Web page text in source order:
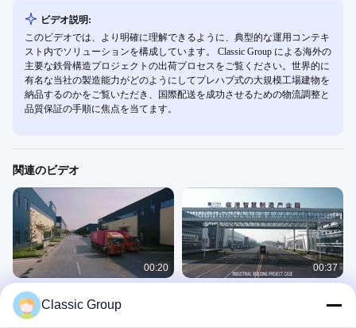
ビデオ説明:
このビデオでは、より明確に理解できるように、典型的な運用コンテキ
スト内でソリューションを構成しています。 Classic Group による海外の
主要な鉄骨構造プロジェクトの出荷プロセスをご覧ください。世界的に
有名な当社の製造能力がどのようにしてプレハブ式の大規模工場建物を
納品するのかをご覧いただき、国際配送を成功させるための物流調整と
品質保証の手順に焦点を当てます。
関連のビデオ
00:20
鉄鋼構造 海外プロジェクト 梱包され
運送
パッケージ表示
00:37
Classic Group